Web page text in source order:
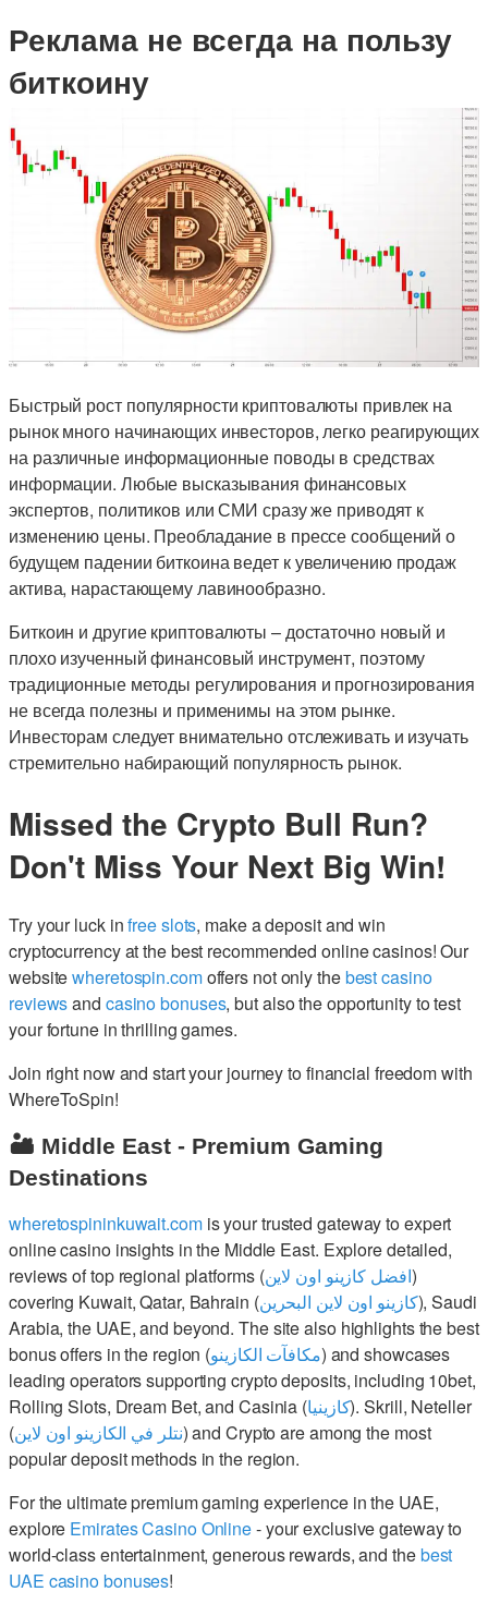
Реклама не всегда на пользу
биткоину
Быстрый рост популярности криптовалюты привлек на
рынок много начинающих инвесторов, легко реагирующих
на различные информационные поводы в средствах
информации. Любые высказывания финансовых
экспертов, политиков или СМИ сразу же приводят к
изменению цены. Преобладание в прессе сообщений о
будущем падении биткоина ведет к увеличению продаж
актива, нарастающему лавинообразно.
Биткоин и другие криптовалюты – достаточно новый и
плохо изученный финансовый инструмент, поэтому
традиционные методы регулирования и прогнозирования
не всегда полезны и применимы на этом рынке.
Инвесторам следует внимательно отслеживать и изучать
стремительно набирающий популярность рынок.
Missed the Crypto Bull Run?
Don't Miss Your Next Big Win!
Try your luck infree slots, make a deposit and win
cryptocurrency at the best recommended online casinos! Our
websitewheretospin.comoffers not only thebest casino
reviewsand casino bonuses, but also the opportunity to test
your fortune in thrilling games.
Join right now and start your journey to financial freedom with
WhereToSpin!
🏜️ Middle East - Premium Gaming
Destinations
wheretospininkuwait.comis your trusted gateway to expert
online casino insights in the Middle East. Explore detailed,
reviews of top regional platforms (افضل كازينو اون لاين)
covering Kuwait, Qatar, Bahrain (كازينو اون لاين البحرين), Saudi
Arabia, the UAE, and beyond. The site also highlights the best
bonus offers in the region (مكافآت الكازينو) and showcases
leading operators supporting crypto deposits, including 10bet,
Rolling Slots, Dream Bet, and Casinia (كازينيا). Skrill, Neteller
(نتلر في الكازينو اون لاين) and Crypto are among the most
popular deposit methods in the region.
For the ultimate premium gaming experience in the UAE,
explore Emirates Casino Online- your exclusive gateway to
world-class entertainment, generous rewards, and thebest
UAE casino bonuses!